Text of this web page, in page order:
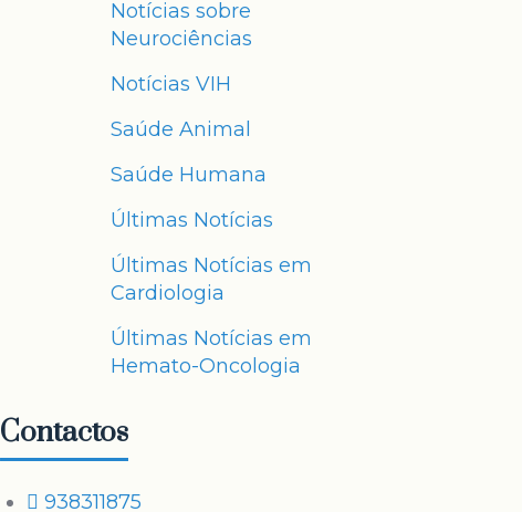
Notícias sobre
Neurociências
Notícias VIH
Saúde Animal
Saúde Humana
Últimas Notícias
Últimas Notícias em
Cardiologia
Últimas Notícias em
Hemato-Oncologia
Contactos
938311875